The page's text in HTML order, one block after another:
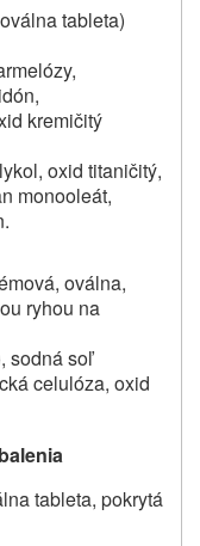
tableta)
kremičitý
oxid titaničitý,
monooleát,
oválna,
ryhou na
sodná soľ
celulóza, oxid
tableta, pokrytá